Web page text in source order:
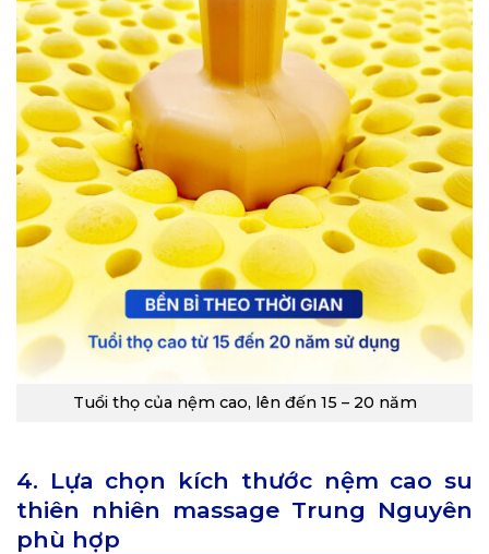
Tuổi thọ của nệm cao, lên đến 15 – 20 năm
4. Lựa chọn kích thước nệm cao su
thiên nhiên massage Trung Nguyên
phù hợp